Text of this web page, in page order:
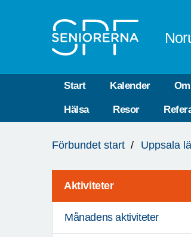
Start Kalender
Hälsa Resor
är
Förbundet start Uppsala
Aktiviteter
Månadens aktiviteter